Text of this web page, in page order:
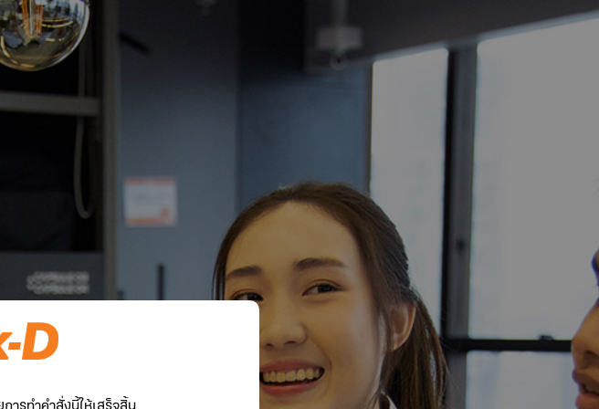
รทำคำสั่งนี้ให้เสร็จสิ้น